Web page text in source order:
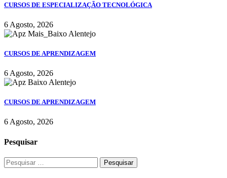
CURSOS DE ESPECIALIZAÇÃO TECNOLÓGICA
6 Agosto, 2026
CURSOS DE APRENDIZAGEM
6 Agosto, 2026
CURSOS DE APRENDIZAGEM
6 Agosto, 2026
Pesquisar